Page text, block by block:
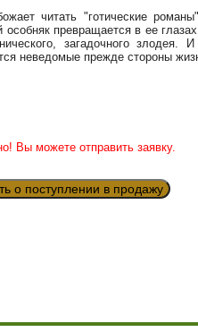
читать "готические
особняк превращается в ее
загадочного злодея.
неведомые прежде стороны
Вы можете отправить заявку.
о поступлении в продажу